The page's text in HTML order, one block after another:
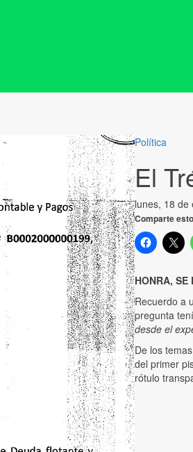
Política
El
lunes, 18
Comparte
HONRA, SE
Recuerdo a
pregunta
desde el
De los
del primer
rótulo